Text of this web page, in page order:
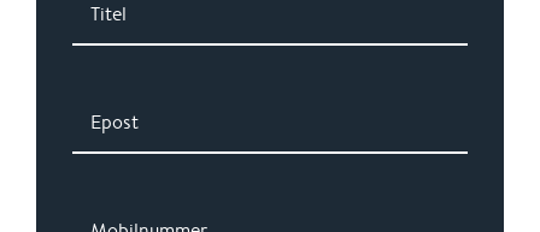
Titel
Epost